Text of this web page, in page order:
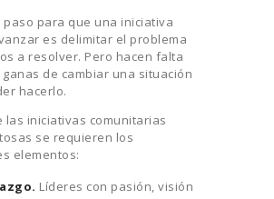
paso para que una iniciativa
es delimitar el problema
a resolver. Pero hacen falta
ganas de cambiar una situación
hacerlo.
las iniciativas comunitarias
se requieren los
elementos:
Líderes con pasión, visión